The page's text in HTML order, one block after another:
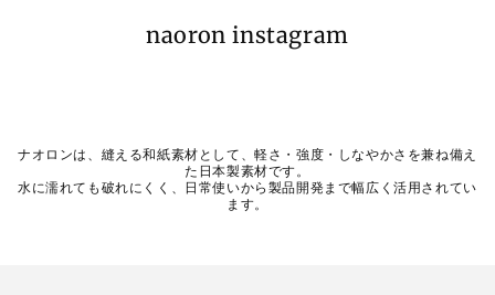
naoron instagram
ナオロンは、縫える和紙素材として、軽さ・強度・しなやかさを兼ね備え
た日本製素材です。
水に濡れても破れにくく、日常使いから製品開発まで幅広く活用されてい
ます。